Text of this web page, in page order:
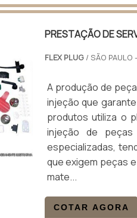
PRESTAÇÃO DE
FLEX PLUG / SÃO PAULO
A produção de
injeção que
produtos utiliza o
injeção de
especializadas,
que exigem peças
mate...
COTAR AGORA